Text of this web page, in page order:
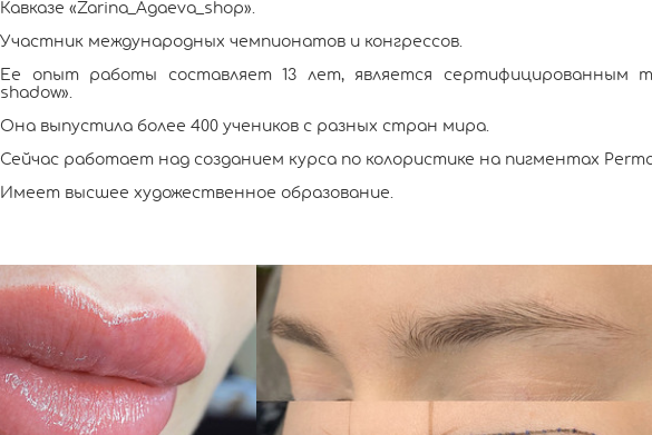
Кавказе «Zarina_Agaeva_shop».
Участник международных чемпионатов и конгрессов.
Ее опыт работы составляет 13 лет, является сертифицированным
shadow».
Она выпустила более 400 учеников с разных стран мира.
Сейчас работает над созданием курса по колористике на пигментах
Имеет высшее художественное образование.